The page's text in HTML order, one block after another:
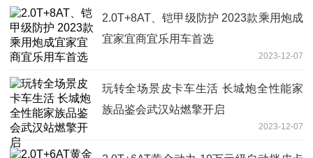
2.0T+8AT、铠甲级防护 2023款乘用炮成
宜家宜商宜乐用车首选
2023-12-07
玩转全场景皮卡车生活 长城炮全性能家
族品鉴会武汉站燃擎开启
2023-12-07